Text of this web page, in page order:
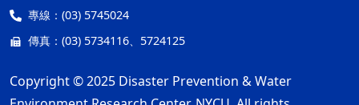
專線： (03) 5745024
傳真： (03) 5734116、5724125
Copyright © 2025 Disaster Prevention & Water